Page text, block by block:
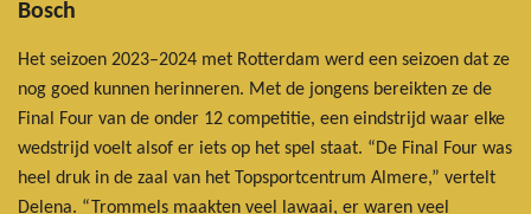
Bosch
Het seizoen 2023–2024 met Rotterdam werd een seizoen dat ze
nog goed kunnen herinneren. Met de jongens bereikten ze de
Final Four van de onder 12 competitie, een eindstrijd waar elke
wedstrijd voelt alsof er iets op het spel staat. “De Final Four was
heel druk in de zaal van het Topsportcentrum Almere,” vertelt
Delena. “Trommels maakten veel lawaai, er waren veel